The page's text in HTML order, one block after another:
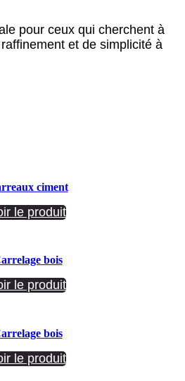
pour ceux qui cherchent à
et de simplicité à
ciment
le produit
bois
le produit
bois
le produit